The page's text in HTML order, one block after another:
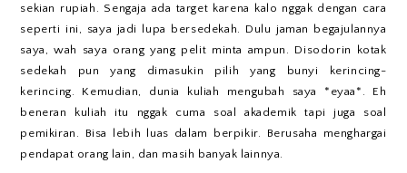
sekian rupiah. Sengaja ada target karena kalo nggak dengan cara
seperti ini, saya jadi lupa bersedekah. Dulu jaman begajulannya
saya, wah saya orang yang pelit minta ampun. Disodorin kotak
sedekah pun yang dimasukin pilih yang bunyi kerincing-
kerincing. Kemudian, dunia kuliah mengubah saya *eyaa*. Eh
beneran kuliah itu nggak cuma soal akademik tapi juga soal
pemikiran. Bisa lebih luas dalam berpikir. Berusaha menghargai
pendapat orang lain, dan masih banyak lainnya.